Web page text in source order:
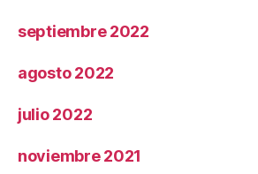
septiembre 2022
agosto 2022
julio 2022
noviembre 2021